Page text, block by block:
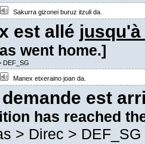
Sakurra gizonei buruz itzuli da.
est allé
went home.]
DEF_SG
Manex etxeraino joan da.
est
has reached
> Direc > DEF_SG